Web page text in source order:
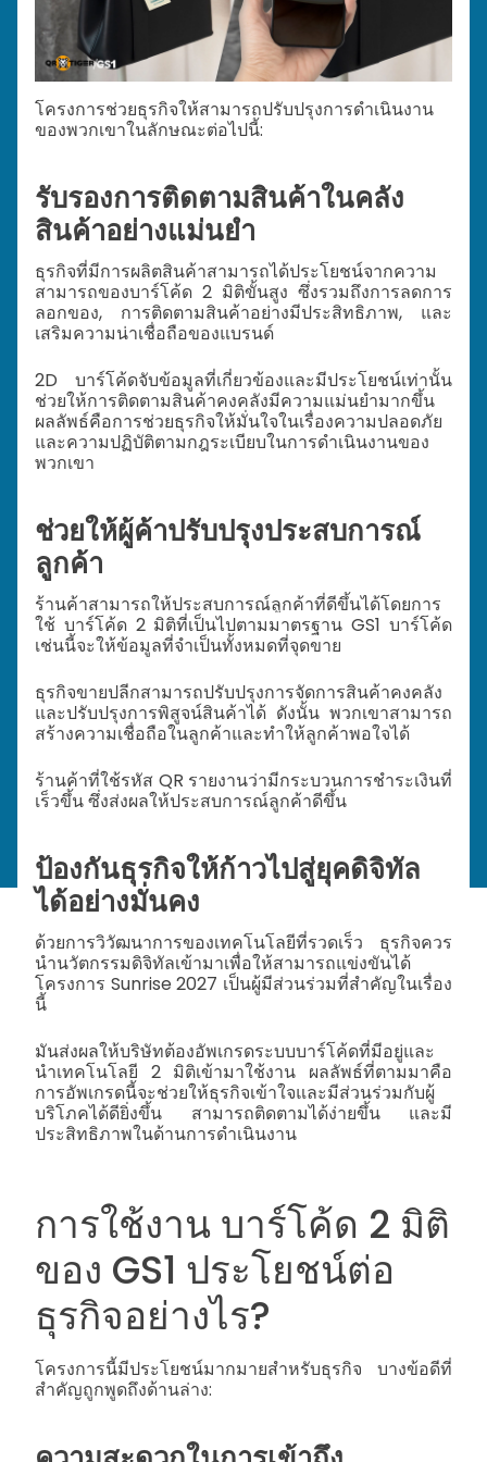
โครงการช่วยธุรกิจให้สามารถปรับปรุงการดำเนินงาน
ของพวกเขาในลักษณะต่อไปนี้:
รับรองการติดตามสินค้าในคลัง
สินค้าอย่างแม่นยำ
ธุรกิจที่มีการผลิตสินค้าสามารถได้ประโยชน์จากความ
สามารถของบาร์โค้ด 2 มิติขั้นสูง ซึ่งรวมถึงการลดการ
ลอกของ, การติดตามสินค้าอย่างมีประสิทธิภาพ, และ
เสริมความน่าเชื่อถือของแบรนด์
2D บาร์โค้ดจับข้อมูลที่เกี่ยวข้องและมีประโยชน์เท่านั้น
ช่วยให้การติดตามสินค้าคงคลังมีความแม่นยำมากขึ้น
ผลลัพธ์คือการช่วยธุรกิจให้มั่นใจในเรื่องความปลอดภัย
และความปฏิบัติตามกฎระเบียบในการดำเนินงานของ
พวกเขา
ช่วยให้ผู้ค้าปรับปรุงประสบการณ์
ลูกค้า
ร้านค้าสามารถให้ประสบการณ์ลูกค้าที่ดีขึ้นได้โดยการ
ใช้ บาร์โค้ด 2 มิติที่เป็นไปตามมาตรฐาน GS1บาร์โค้ด
เช่นนี้จะให้ข้อมูลที่จำเป็นทั้งหมดที่จุดขาย
ธุรกิจขายปลีกสามารถปรับปรุงการจัดการสินค้าคงคลัง
และปรับปรุงการพิสูจน์สินค้าได้ ดังนั้น พวกเขาสามารถ
สร้างความเชื่อถือในลูกค้าและทำให้ลูกค้าพอใจได้
ร้านค้าที่ใช้รหัส QR รายงานว่ามีกระบวนการชำระเงินที่
เร็วขึ้น ซึ่งส่งผลให้ประสบการณ์ลูกค้าดีขึ้น
ป้องกันธุรกิจให้ก้าวไปสู่ยุคดิจิทัล
ได้อย่างมั่นคง
ด้วยการวิวัฒนาการของเทคโนโลยีที่รวดเร็ว ธุรกิจควร
นำนวัตกรรมดิจิทัลเข้ามาเพื่อให้สามารถแข่งขันได้
โครงการ Sunrise 2027 เป็นผู้มีส่วนร่วมที่สำคัญในเรื่อง
นี้
มันส่งผลให้บริษัทต้องอัพเกรดระบบบาร์โค้ดที่มีอยู่และ
นำเทคโนโลยี 2 มิติเข้ามาใช้งาน ผลลัพธ์ที่ตามมาคือ
การอัพเกรดนี้จะช่วยให้ธุรกิจเข้าใจและมีส่วนร่วมกับผู้
บริโภคได้ดียิ่งขึ้น สามารถติดตามได้ง่ายขึ้น และมี
ประสิทธิภาพในด้านการดำเนินงาน
การใช้งาน บาร์โค้ด 2 มิติ
ของ GS1 ประโยชน์ต่อ
ธุรกิจอย่างไร?
โครงการนี้มีประโยชน์มากมายสำหรับธุรกิจ บางข้อดีที่
สำคัญถูกพูดถึงด้านล่าง: